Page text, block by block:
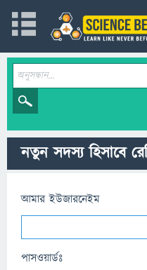
নতুন সদস্য হিসাবে
আমার ইউজারনেইম
পাসওয়ার্ডঃ